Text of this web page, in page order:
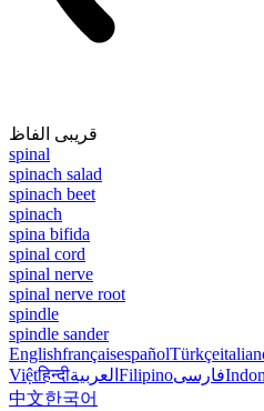
قریبی الفاظ
spinal
spinach salad
spinach beet
spinach
spina bifida
spinal cord
spinal nerve
spinal nerve root
spindle
spindle sander
EnglishfrançaisespañolTürkçe
Việtहिन्दीالعربية Filipinoفارسی
中文한국어